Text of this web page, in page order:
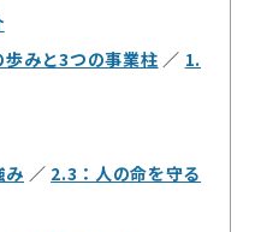
みと3つの事業柱 ／ 1.
み ／ 2.3：人の命を守る